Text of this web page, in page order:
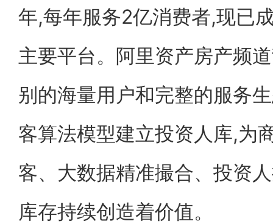
年,每年服务2亿消费者,现已
主要平台。阿里资产房产频
别的海量用户和完整的服务
客算法模型建立投资人库,为
客、大数据精准撮合、投资
库存持续创造着价值。